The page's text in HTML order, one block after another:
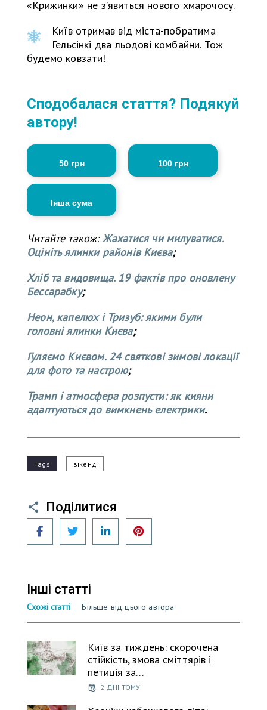
«Крижинки» не з’явиться нового хмарочосу.
Київ отримав від міста-побратима
Гельсінкі два льодові комбайни. Тож
будемо ковзати!
Сподобалася стаття? Подякуй
автору!
50 грн 100 грн
Інша сума
Читайте також:Жахатися чи милуватися.
Оцініть ялинки районів Києва;
Хліб та видовища. 19 фактів про оновлену
Бессарабку;
Неон, капелюх і Тризуб: якими були
головні ялинки Києва;
Гуляємо Києвом. 24 святкові зимові локації
для фото та настрою;
Трамп і атмосфера розпусти: як кияни
адаптуються до вимкнень електрики.
Tags вікенд
Поділитися
Facebook Twitter LinkedIn
Інші статті
Схожі статті Більше від цього автора
Київ за тиждень: скорочена
стійкість, змова сміттярів і
петиція за…
2 ДНІ ТОМУ